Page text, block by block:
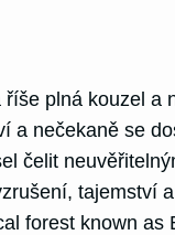
plná kouzel
nečekaně se
čelit
tajemství
forest known